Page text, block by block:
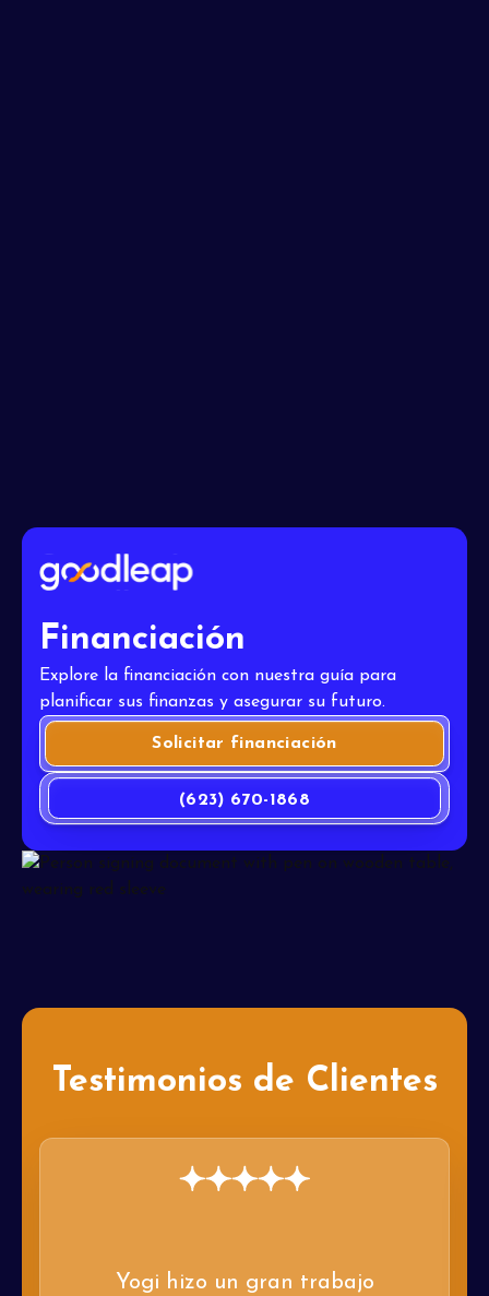
Financiación
Explore la financiación con nuestra guía para
planificar sus finanzas y asegurar su futuro.
Solicitar financiación
(623) 670-1868
Testimonios de Clientes
Yogi hizo un gran trabajo